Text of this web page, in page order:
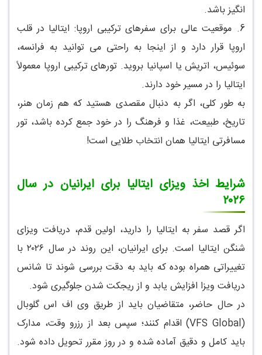
انگیز باشد.
6. موقعیت عالی برای سفرهای ترکیبی اروپا: ایتالیا در قلب
اروپا قرار دارد و از اینجا به راحتی می توانید به فرانسه،
سوئیس، اتریش یا اسپانیا بروید. تورهای ترکیبی اروپا معمولاً
ایتالیا را در مسیر خود دارند.
به طور کلی، اگر به دنبال مقصدی هستید که هم زمان هنر،
تاریخ، طبیعت، غذا و فرهنگ را در خود جمع کرده باشد، تور
مسافرتی ایتالیا همان انتخاب طلایی است!
شرایط اخذ ویزای ایتالیا برای ایرانیان در سال
۲۰۲۶
اگر قصد سفر به ایتالیا را دارید، اولین قدم، دریافت ویزای
شنگن ایتالیا است. برای ایرانیان، این روند در سال ۲۰۲۶ با
تغییراتی همراه بوده که باید به دقت بررسی شوند تا شانس
دریافت ویزا افزایش یابد و از ریجکت شدن جلوگیری شود.
در حال حاضر، متقاضیان باید از طریق وی اف اس گلوبال
(VFS Global) اقدام کنند؛ سپس بعد از رزرو وقت، مدارک
باید کامل و دقیق آماده شده و در روز مقرر تحویل داده شود.